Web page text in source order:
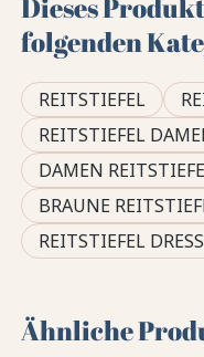
Dieses
folgenden
REITSTIEFEL
REITSTIEFEL
DAMEN
BRAUNE
REITSTIEFEL
Ähnliche